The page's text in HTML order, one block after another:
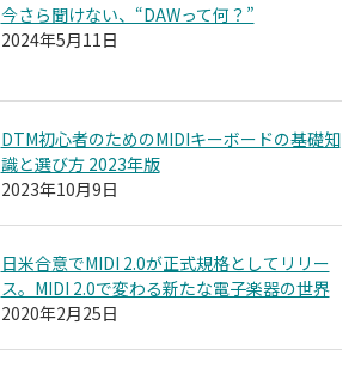
今さら聞けない、“DAWって何？”
2024年5月11日
DTM初心者のためのMIDIキーボードの基礎知
識と選び方 2023年版
2023年10月9日
日米合意でMIDI 2.0が正式規格としてリリー
ス。MIDI 2.0で変わる新たな電子楽器の世界
2020年2月25日